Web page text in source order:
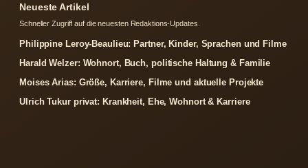
Neueste Artikel
Schneller Zugriff auf die neuesten Redaktions-Updates.
Philippine Leroy-Beaulieu: Partner, Kinder, Sprachen und Filme
Harald Welzer: Wohnort, Buch, politische Haltung & Familie
Moises Arias: Größe, Karriere, Filme und aktuelle Projekte
Ulrich Tukur privat: Krankheit, Ehe, Wohnort & Karriere